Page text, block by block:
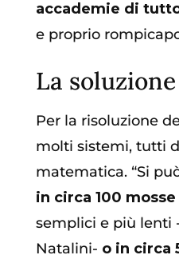
accademie di
e proprio
La
Per la risoluzione
molti sistemi, tutti
matematica. “Si
in circa 100 mosse
semplici e più lenti
Natalini- o in circa